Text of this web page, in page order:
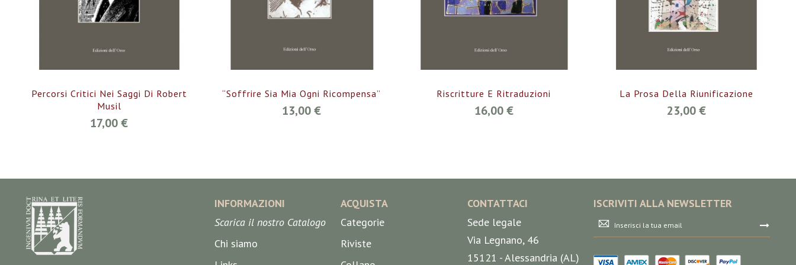
Percorsi Critici Nei Saggi Di Robert
Musil
17,00 €
“Soffrire Sia Mia Ogni Ricompensa”
13,00 €
Riscritture E Ritraduzioni
16,00 €
La Prosa Della Riunificazione
23,00 €
INFORMAZIONI
Scarica il nostro Catalogo
Chi siamo
ACQUISTA
Categorie
Riviste
CONTATTACI
Sede legale
Via Legnano, 46
15121 - Alessandria (AL)
ISCRIVITI ALLA NEWSLETTER
Iscriviti
alla
nostra